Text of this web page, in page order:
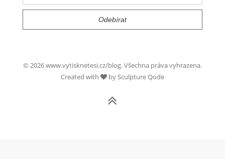
© 2026 www.vytisknetesi.cz/blog. Všechna práva vyhrazena.
Created with
by Sculpture Qode